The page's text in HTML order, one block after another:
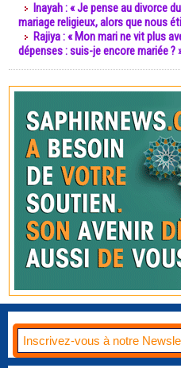
Inayah : « Je pense au divorce
mariage religieux, alors que nous
Rajiya : « Mon mari ne vit plus
dépenses : suis-je encore mariée ?